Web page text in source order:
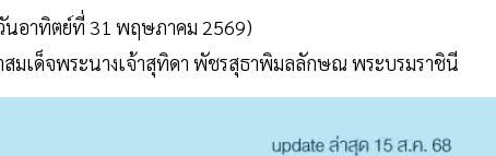
นอาทิตย์ที่ 31 พฤษภาคม 2569)
เด็จพระนางเจ้าสุทิดา พัชรสุธาพิมลลักษณ พระบรมราชินี